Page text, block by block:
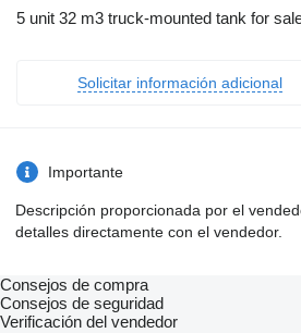
5 unit 32 m3 truck-mounted tank for
Solicitar información adicional
Importante
Descripción proporcionada por el
detalles directamente con el vendedor.
Consejos de compra
Consejos de seguridad
Verificación del vendedor